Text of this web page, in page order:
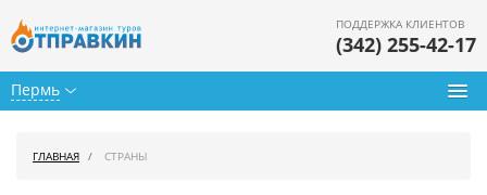
Пермь
ПОДДЕРЖКА КЛИЕНТОВ
(342) 255-42-17
ГЛАВНАЯ СТРАНЫ